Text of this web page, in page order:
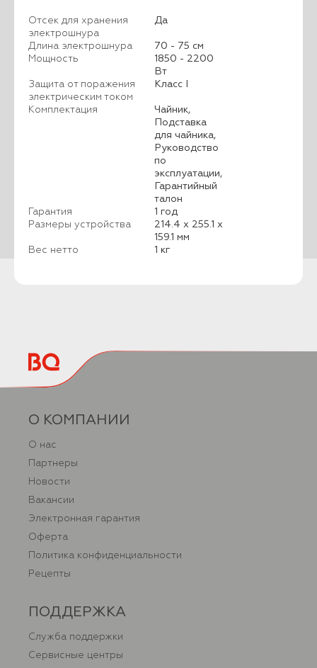
Отсек для хранения
электрошнура
Да
Длина электрошнура
70 - 75 см
Мощность
1850 - 2200
Вт
Защита от поражения
электрическим током
Класс I
Комплектация
Чайник,
Подставка
для чайника,
Руководство
по
эксплуатации,
Гарантийный
талон
Гарантия
1 год
Размеры устройства
214.4 x 255.1 x
159.1 мм
Вес нетто
1 кг
О КОМПАНИИ
О нас
Партнеры
Новости
Вакансии
Электронная гарантия
Оферта
Политика конфиденциальности
Рецепты
ПОДДЕРЖКА
Служба поддержки
Сервисные центры